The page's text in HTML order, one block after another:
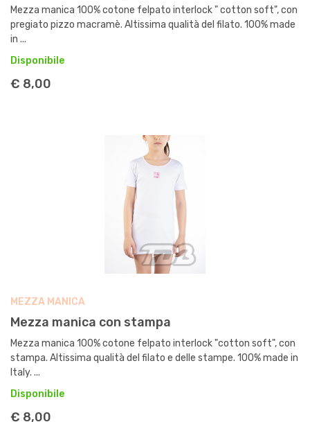
Mezza manica 100% cotone felpato interlock " cotton soft", con
pregiato pizzo macramè. Altissima qualità del filato. 100% made
in ...
Disponibile
€ 8,00
MEZZA MANICA
Mezza manica con stampa
Mezza manica 100% cotone felpato interlock "cotton soft", con
stampa. Altissima qualità del filato e delle stampe. 100% made in
Italy. ...
Disponibile
€ 8,00